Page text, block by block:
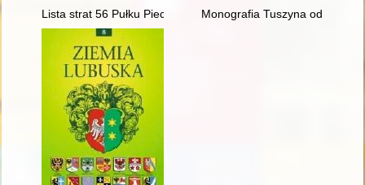
Lista strat 56 Pułku Piechoty obejmująca żołnierzy z
Monografia Tuszyna od 1416